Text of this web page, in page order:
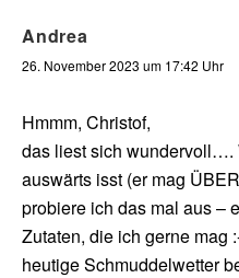
Andrea
26. November 2023 um 17:42 Uhr
Hmmm, Christof,
das liest sich wundervoll….
auswärts isst (er mag
probiere ich das mal aus –
Zutaten, die ich gerne mag
heutige Schmuddelwetter